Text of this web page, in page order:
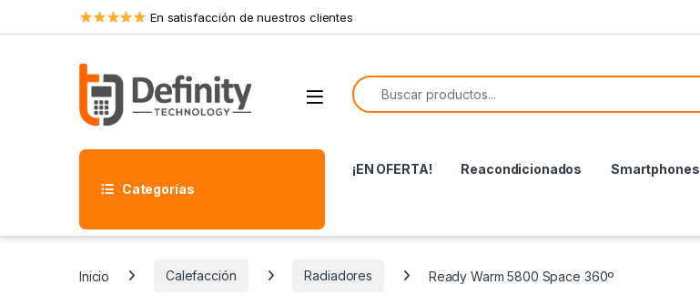
Skip to navigation
Skip to content En satisfacción de nuestros clientes
Open
Search for:
Categorías
¡EN OFERTA! Reacondicionados Smartphones
Inicio Calefacción Radiadores Ready Warm 5800 Space 360º